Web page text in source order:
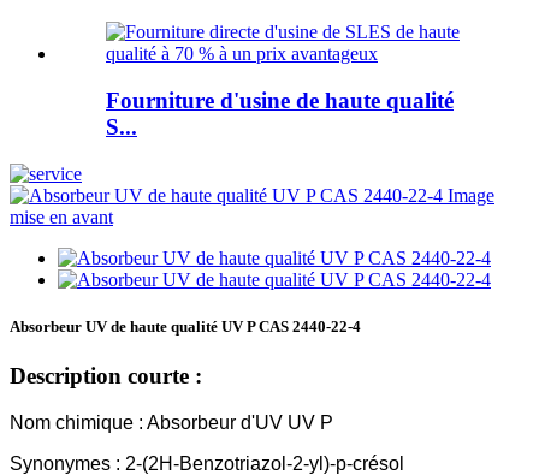
Fourniture d'usine de haute qualité
S...
Absorbeur UV de haute qualité UV P CAS 2440-22-4
Description courte :
Nom chimique : Absorbeur d'UV UV P
Synonymes : 2-(2H-Benzotriazol-2-yl)-p-crésol